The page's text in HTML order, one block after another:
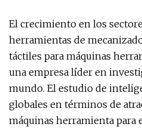
El crecimiento en los
herramientas de
táctiles para máquinas
una empresa líder en
mundo. El estudio de
globales en términos de
máquinas herramienta para